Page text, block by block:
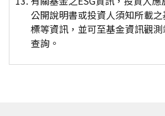
公開說明書或投資人須知所載
標等資訊，並可至基金資訊觀
查詢。